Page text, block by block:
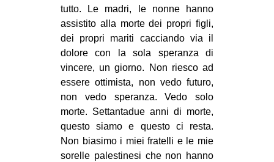
INTERNAZIONALE
AFRICA
ESTREMO ORIENTE
EUROPA
MEDIO ORIENTE
MONDO
tutto. Le madri, le nonne hanno
assistito alla morte dei propri figli,
dei propri mariti cacciando via il
dolore con la sola speranza di
vincere, un giorno. Non riesco ad
essere ottimista, non vedo futuro,
non vedo speranza. Vedo solo
morte. Settantadue anni di morte,
questo siamo e questo ci resta.
Non biasimo i miei fratelli e le mie
sorelle palestinesi che non hanno